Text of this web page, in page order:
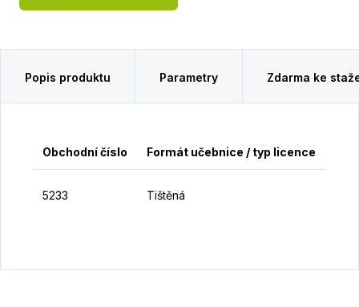
Popis produktu Parametry Zdarma ke
Obchodní číslo Formát učebnice / typ licence
5233 Tištěná